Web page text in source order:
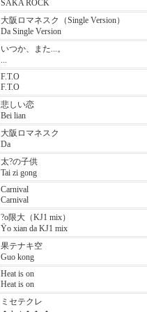
SAKA ROCK
大阪ロマネスク（Single Version）
Da Single Version
いつか、また...。
...
F.T.O
F.T.O
悲しい恋
Bei lian
大阪ロマネスク
Da
太?の子供
Tai zi gong
Carnival
Carnival
?o限大（KJ1 mix）
Ÿo xian da KJ1 mix
果テナキ空
Guo kong
Heat is on
Heat is on
ミセテクレ